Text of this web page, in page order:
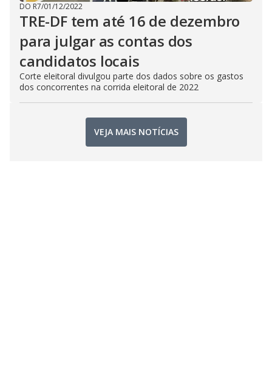
DO R7/01/12/2022
TRE-DF tem até 16 de dezembro
para julgar as contas dos
candidatos locais
Corte eleitoral divulgou parte dos dados sobre os gastos
dos concorrentes na corrida eleitoral de 2022
VEJA MAIS NOTÍCIAS